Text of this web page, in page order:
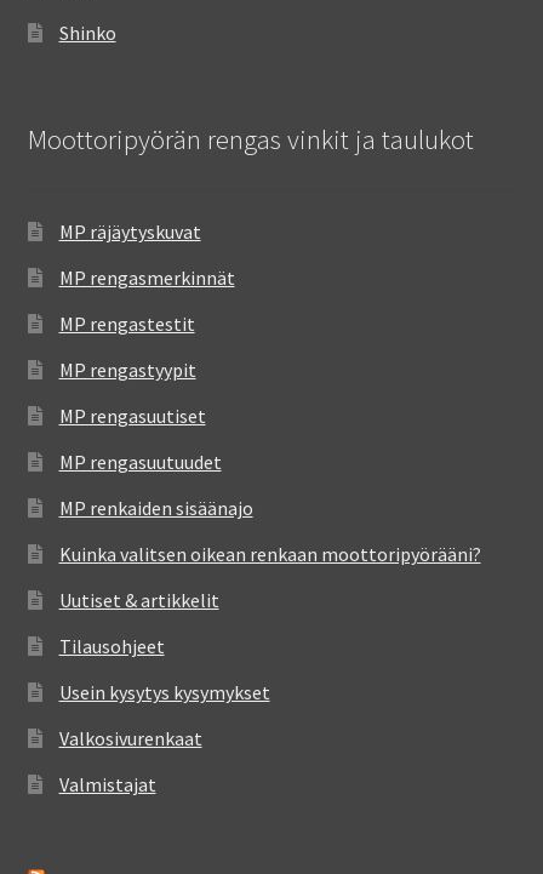
Shinko
Moottoripyörän rengas vinkit ja taulukot
MP räjäytyskuvat
MP rengasmerkinnät
MP rengastestit
MP rengastyypit
MP rengasuutiset
MP rengasuutuudet
MP renkaiden sisäänajo
Kuinka valitsen oikean renkaan moottoripyörääni?
Uutiset & artikkelit
Tilausohjeet
Usein kysytys kysymykset
Valkosivurenkaat
Valmistajat